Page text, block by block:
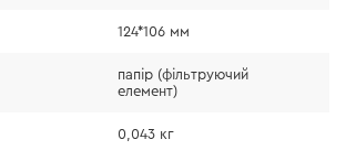
124*106 мм
папір (фільтруючий
елемент)
0,043 кг